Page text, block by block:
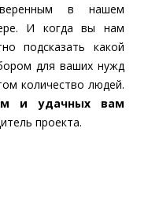
в нашем
И когда вы нам
подсказать какой
для ваших нужд
количество людей.
и удачных вам
проекта.